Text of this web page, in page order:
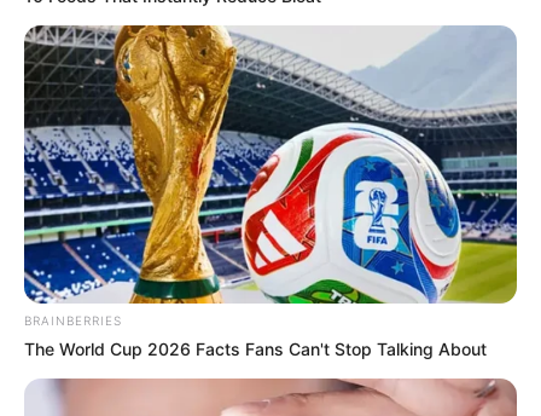
LIHAT ARTIKEL LAINNYA
BRAINBERRIES
The World Cup 2026 Facts Fans Can't Stop Talking About